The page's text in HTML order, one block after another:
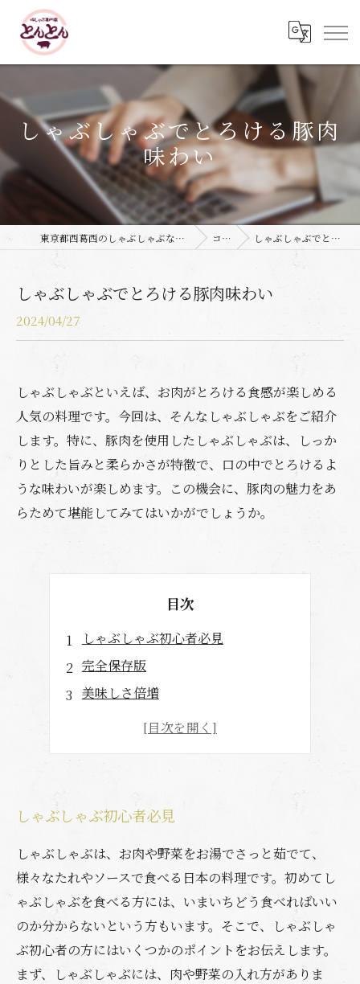
しゃぶしゃぶでとろける豚肉
味わい
東京都西葛西のしゃぶしゃぶなら豚しゃぶ専門店 とんとん コラム しゃぶしゃぶでとろける豚肉味わい
しゃぶしゃぶでとろける豚肉味わい
2024/04/27
しゃぶしゃぶといえば、お肉がとろける食感が楽しめる
人気の料理です。今回は、そんなしゃぶしゃぶをご紹介
します。特に、豚肉を使用したしゃぶしゃぶは、しっか
りとした旨みと柔らかさが特徴で、口の中でとろけるよ
うな味わいが楽しめます。この機会に、豚肉の魅力をあ
らためて堪能してみてはいかがでしょうか。
目次
しゃぶしゃぶ初心者必見
完全保存版
美味しさ倍増
健康にも良い
しゃぶしゃぶ初心者必見
しゃぶしゃぶは、お肉や野菜をお湯でさっと茹でて、
様々なたれやソースで食べる日本の料理です。初めてし
ゃぶしゃぶを食べる方には、いまいちどう食べればいい
のか分からないという方もいます。そこで、しゃぶしゃ
ぶ初心者の方にはいくつかのポイントをお伝えします。
まず、しゃぶしゃぶには、肉や野菜の入れ方がありま